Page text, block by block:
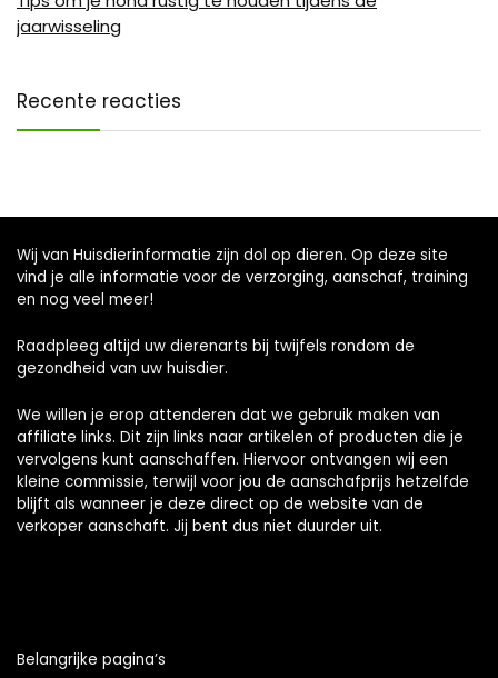
jaarwisseling
Recente reacties
Wij van Huisdierinformatie zijn dol op dieren. Op deze site
vind je alle informatie voor de verzorging, aanschaf, training
en nog veel meer!
Raadpleeg altijd uw dierenarts bij twijfels rondom de
gezondheid van uw huisdier.
We willen je erop attenderen dat we gebruik maken van
affiliate links. Dit zijn links naar artikelen of producten die je
vervolgens kunt aanschaffen. Hiervoor ontvangen wij een
kleine commissie, terwijl voor jou de aanschafprijs hetzelfde
blijft als wanneer je deze direct op de website van de
verkoper aanschaft. Jij bent dus niet duurder uit.
Belangrijke pagina’s